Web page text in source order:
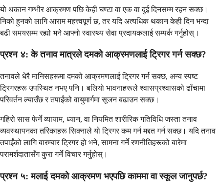
यो थकान गम्भीर आक्रमण पछि केही घण्टा वा एक वा दुई दिनसम्म रहन सक्छ।
निको हुनको लागि आराम महत्त्वपूर्ण छ, तर यदि अत्यधिक थकान केही दिन भन्दा
बढी समयसम्म रह्यो भने आफ्नो स्वास्थ्य सेवा प्रदायकलाई सम्पर्क गर्नुहोस्।
प्रश्न ४: के तनाव मात्रले दमको आक्रमणलाई ट्रिगर गर्न सक्छ?
तनावले धेरै मानिसहरूमा दमको आक्रमणलाई ट्रिगर गर्न सक्छ, अन्य स्पष्ट
ट्रिगरहरू उपस्थित नभए पनि। बलियो भावनाहरूले श्वासप्रश्वासको ढाँचामा
परिवर्तन ल्याउँछ र तपाईंको वायुमार्गमा सूजन बढाउन सक्छ।
गहिरो सास फेर्ने व्यायाम, ध्यान, वा नियमित शारीरिक गतिविधि जस्ता तनाव
व्यवस्थापनका तरिकाहरू सिक्नाले यो ट्रिगर कम गर्न मद्दत गर्न सक्छ। यदि तनाव
तपाईंको लागि बारम्बार ट्रिगर हो भने, सामना गर्ने रणनीतिहरूको बारेमा
परामर्शदातासँग कुरा गर्ने विचार गर्नुहोस्।
प्रश्न ५: मलाई दमको आक्रमण भएपछि काममा वा स्कूल जानुपर्छ?